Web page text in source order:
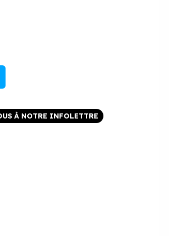
À NOTRE INFOLETTRE